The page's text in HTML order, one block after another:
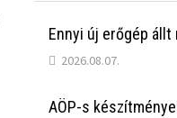
Ennyi új erőgép állt
2026.08.07.
AÖP-s